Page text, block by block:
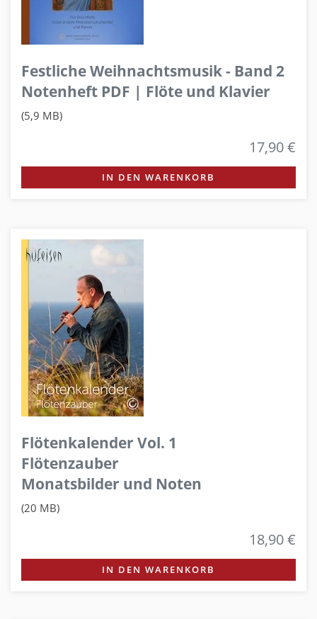
Festliche Weihnachtsmusik - Band 2
Notenheft PDF | Flöte und Klavier
(5,9 MB)
17,90 €
IN DEN WARENKORB
Flötenkalender Vol. 1
Flötenzauber
Monatsbilder und Noten
(20 MB)
18,90 €
IN DEN WARENKORB